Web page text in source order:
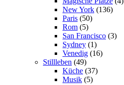
New York (136)
Paris (50)
Rom (5)
San Francisco (3)
Sydney (1)
Venedig (16)
Stillleben (49)
Küche (37)
Musik (5)